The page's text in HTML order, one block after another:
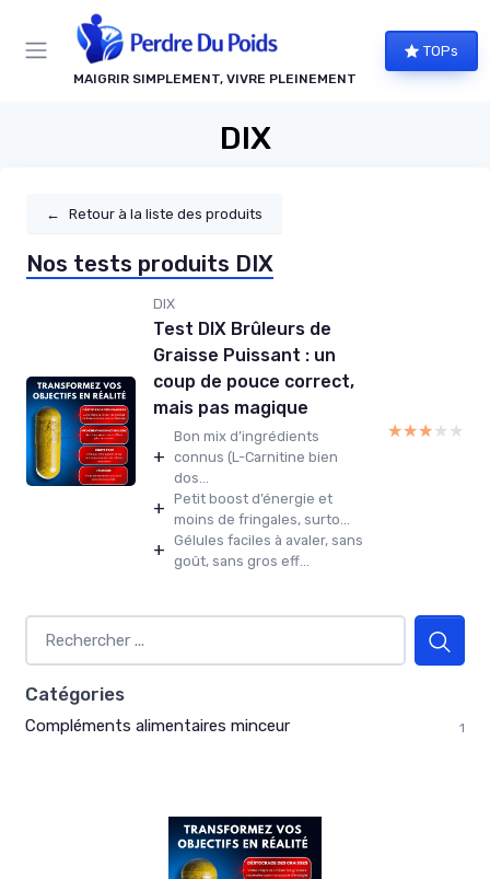
MAIGRIR SIMPLEMENT, VIVRE PLEINEMENT
TOPs
DIX
← Retour à la liste des produits
Nos tests produits DIX
DIX
Test DIX Brûleurs de
Graisse Puissant : un
coup de pouce correct,
mais pas magique
+
Bon mix d’ingrédients
connus (L-Carnitine bien
dos...
+ Petit boost d’énergie et
moins de fringales, surto...
+ Gélules faciles à avaler, sans
goût, sans gros eff...
★★★★★
★★★★★
Catégories
Compléments alimentaires minceur 1
Panneau de gestion des cookies